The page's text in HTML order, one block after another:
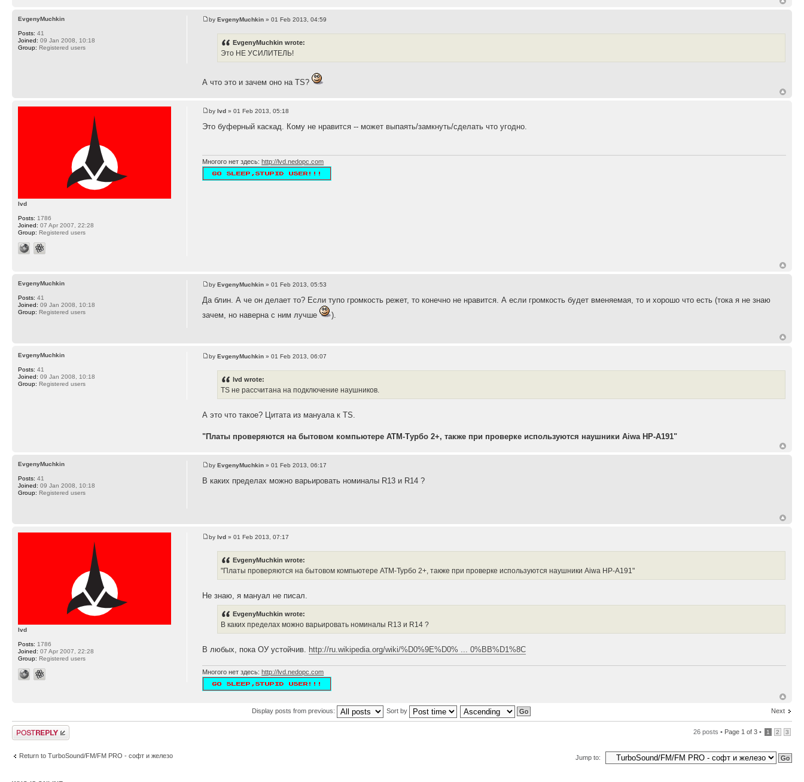
byEvgenyMuchkin » 01 Feb 2013, 04:59
EvgenyMuchkin wrote:
Это НЕ УСИЛИТЕЛЬ!
А что это и зачем оно на TS?
EvgenyMuchkin
Posts: 41
Joined: 09 Jan 2008, 10:18
Group: Registered users
bylvd » 01 Feb 2013, 05:18
Это буферный каскад. Кому не нравится -- может выпаять/замкнуть/сделать что угодно.
Многого нет здесь:http://lvd.nedopc.com
lvd
Posts: 1786
Joined: 07 Apr 2007, 22:28
Group: Registered users
byEvgenyMuchkin » 01 Feb 2013, 05:53
Да блин. А че он делает то? Если тупо громкость режет, то конечно не нравится. А если громкость будет вменяемая, то и хорошо что есть (тока я не знаю
зачем, но наверна с ним лучше
).
EvgenyMuchkin
Posts: 41
Joined: 09 Jan 2008, 10:18
Group: Registered users
byEvgenyMuchkin » 01 Feb 2013, 06:07
lvd wrote:
TS не рассчитана на подключение наушников.
А это что такое? Цитата из мануала к TS.
"Платы проверяются на бытовом компьютере АТМ-Турбо 2+, также при проверке используются наушники Aiwa HP-A191"
EvgenyMuchkin
Posts: 41
Joined: 09 Jan 2008, 10:18
Group: Registered users
byEvgenyMuchkin » 01 Feb 2013, 06:17
В каких пределах можно варьировать номиналы R13 и R14 ?
EvgenyMuchkin
Posts: 41
Joined: 09 Jan 2008, 10:18
Group: Registered users
bylvd » 01 Feb 2013, 07:17
EvgenyMuchkin wrote:
"Платы проверяются на бытовом компьютере АТМ-Турбо 2+, также при проверке используются наушники Aiwa HP-A191"
Не знаю, я мануал не писал.
EvgenyMuchkin wrote:
В каких пределах можно варьировать номиналы R13 и R14 ?
В любых, пока ОУ устойчив. http://ru.wikipedia.org/wiki/%D0%9E%D0% ... 0%BB%D1%8C
Многого нет здесь:http://lvd.nedopc.com
lvd
Posts: 1786
Joined: 07 Apr 2007, 22:28
Group: Registered users
Next
Display posts from previous: Sort by
Post a reply 26 posts • Page 1 of 3 • 1 2 3
Return to TurboSound/FM/FM PRO - софт и железо Jump to: